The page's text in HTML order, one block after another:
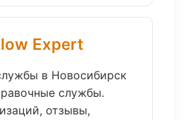
Expert
в Новосибирск
службы.
отзывы,